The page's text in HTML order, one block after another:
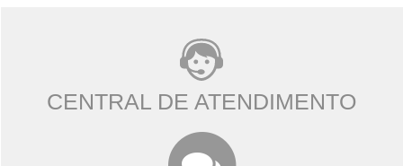
CENTRAL DE ATENDIMENTO